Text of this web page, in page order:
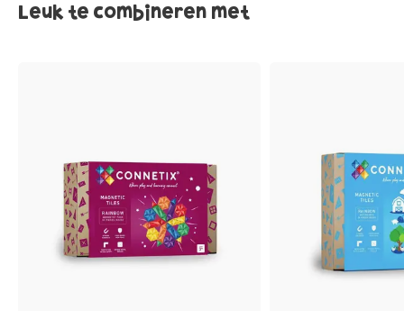
Leuk te combineren met